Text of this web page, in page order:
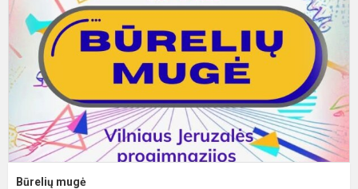
Būrelių mugė